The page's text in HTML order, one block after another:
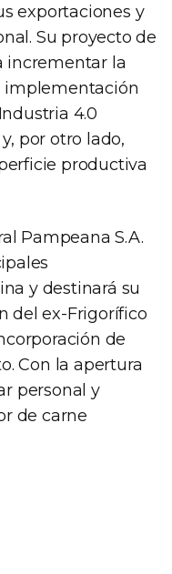
exportaciones y
Su proyecto de
incrementar la
implementación
4.0
por otro lado,
productiva
Pampeana S.A.
y destinará su
del ex-Frigorífico
de
Con la apertura
personal y
de carne